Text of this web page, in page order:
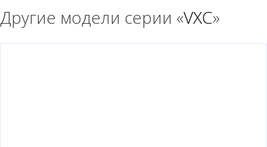
Другие модели серии «VXC»